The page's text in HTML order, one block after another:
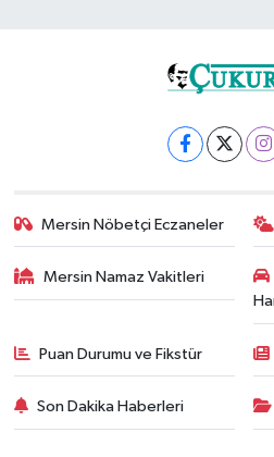
Mersin Nöbetçi Eczaneler
Mersin Namaz Vakitleri
Puan Durumu ve Fikstür
Son Dakika Haberleri